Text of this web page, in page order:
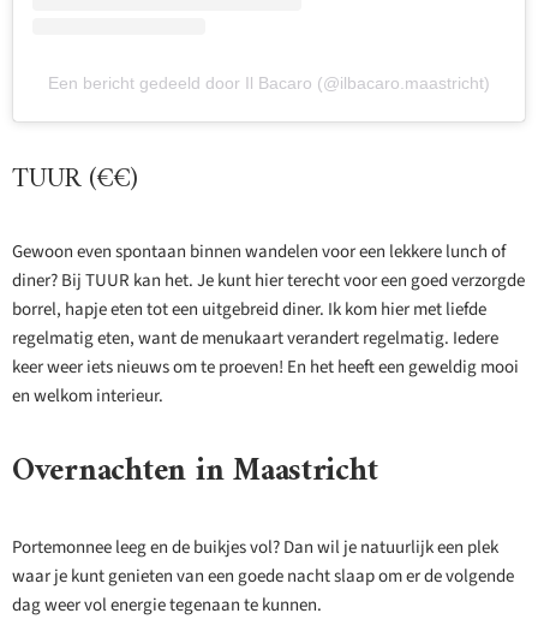
Een bericht gedeeld door Il Bacaro (@ilbacaro.maastricht)
TUUR (€€)
Gewoon even spontaan binnen wandelen voor een lekkere lunch of
diner? Bij TUUR kan het. Je kunt hier terecht voor een goed verzorgde
borrel, hapje eten tot een uitgebreid diner. Ik kom hier met liefde
regelmatig eten, want de menukaart verandert regelmatig. Iedere
keer weer iets nieuws om te proeven! En het heeft een geweldig mooi
en welkom interieur.
Overnachten in Maastricht
Portemonnee leeg en de buikjes vol? Dan wil je natuurlijk een plek
waar je kunt genieten van een goede nacht slaap om er de volgende
dag weer vol energie tegenaan te kunnen.